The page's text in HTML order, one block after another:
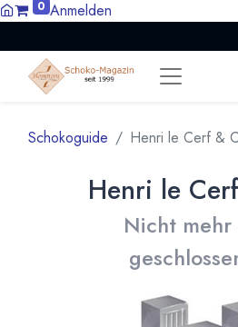
0 Anmelden
Schokoguide Henri le Cerf &
Henri le
Nicht